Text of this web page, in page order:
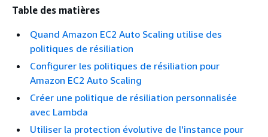
Table des matières
Quand Amazon EC2 Auto Scaling utilise des
politiques de résiliation
Configurer les politiques de résiliation pour
Amazon EC2 Auto Scaling
Créer une politique de résiliation personnalisée
avec Lambda
Utiliser la protection évolutive de l'instance pour